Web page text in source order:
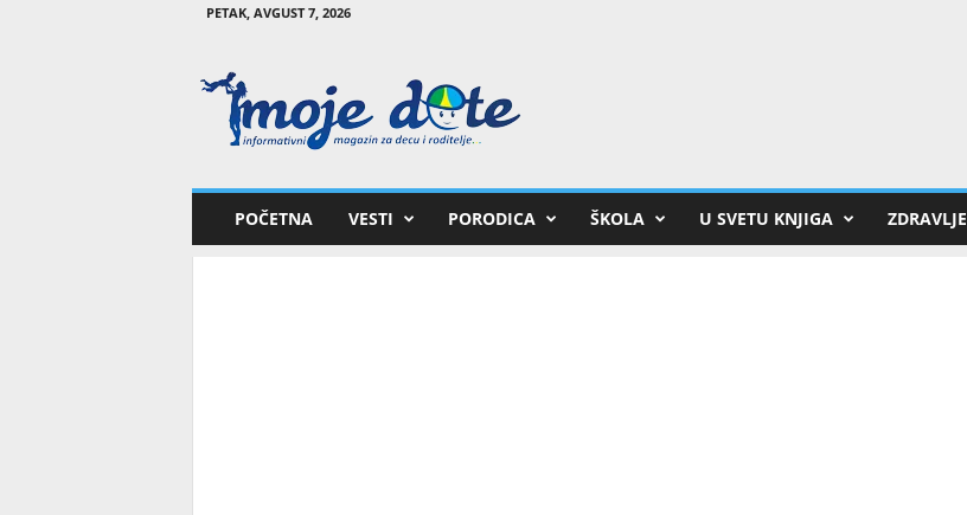
PETAK, AVGUST 7, 2026
o
POČETNA VESTI PORODICA ŠKOLA U SVETU KNJIGA ZDRAVLJE